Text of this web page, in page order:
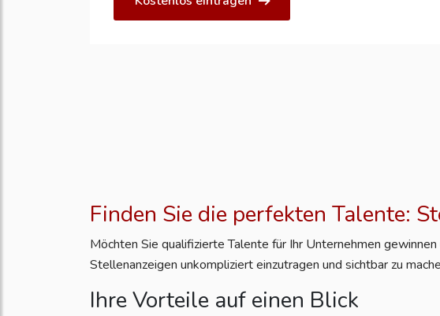
Finden Sie die perfekten Talente:
Möchten Sie qualifizierte Talente für Ihr Unternehmen
Stellenanzeigen unkompliziert einzutragen und sichtbar zu
Ihre Vorteile auf einen Blick